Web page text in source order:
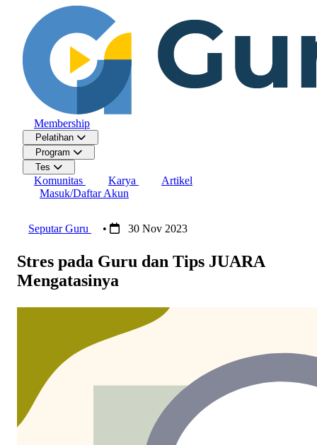
Membership
Pelatihan
Program
Tes
Komunitas Karya
Artikel
Masuk/Daftar Akun
Seputar Guru • 30 Nov 2023
Stres pada Guru dan Tips JUARA
Mengatasinya